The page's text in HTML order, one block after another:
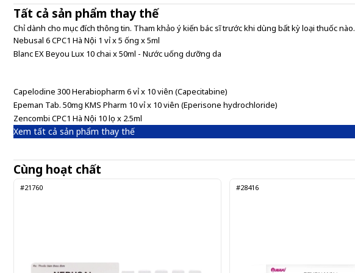
Nebusal 6 CPC1 Hà Nội 1 vỉ x 5 ống x 5ml
Tất cả sản phẩm thay thế
Chỉ dành cho mục đích thông tin. Tham khảo ý kiến bác sĩ trước khi dùng bất kỳ loại thuốc nào.
Nebusal 6 CPC1 Hà Nội 1 vỉ x 5 ống x 5ml
Blanc EX Beyou Lux 10 chai x 50ml - Nước uống dưỡng da
Capelodine 300 Herabiopharm 6 vỉ x 10 viên (Capecitabine)
Epeman Tab. 50mg KMS Pharm 10 vỉ x 10 viên (Eperisone hydrochloride)
Zencombi CPC1 Hà Nội 10 lọ x 2.5ml
Xem tất cả sản phẩm thay thế
Cùng hoạt chất
#21760 #28416